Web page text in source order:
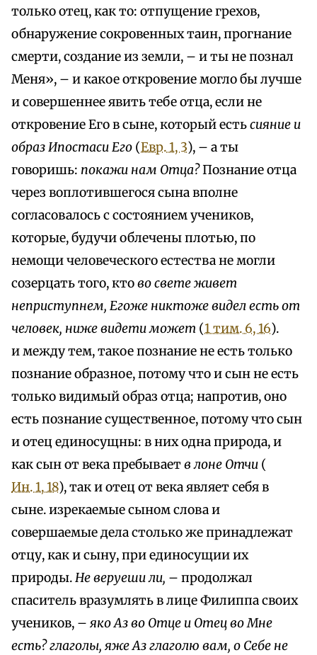
только отец, как то: отпущение грехов,
обнаружение сокровенных таин, прогнание
смерти, создание из земли, – и ты не познал
Меня», – и какое откровение могло бы лучше
и совершеннее явить тебе отца, если не
откровение Его в сыне, который естьсияние и
образ Ипостаси Его (Евр. 1, 3), – а ты
говоришь: покажи нам Отца?Познание отца
через воплотившегося сына вполне
согласовалось с состоянием учеников,
которые, будучи облечены плотью, по
немощи человеческого естества не могли
созерцать того, ктово свете живет
неприступнем, Егоже никтоже видел есть от
человек, ниже видети может (1 тим. 6, 16).
и между тем, такое познание не есть только
познание образное, потому что и сын не есть
только видимый образ отца; напротив, оно
есть познание существенное, потому что сын
и отец единосущны: в них одна природа, и
как сын от века пребываетв лоне Отчи (
Ин. 1, 18), так и отец от века являет себя в
сыне. изрекаемые сыном слова и
совершаемые дела столько же принадлежат
отцу, как и сыну, при единосущии их
природы.Не веруеши ли, – продолжал
спаситель вразумлять в лице Филиппа своих
учеников, –яко Аз во Отце и Отец во Мне
есть? глаголы, яже Аз глаголю вам, о Себе не